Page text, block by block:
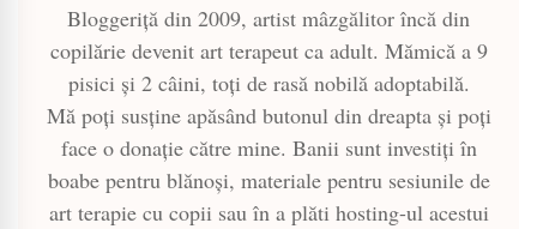
Bloggeriță din 2009, artist mâzgălitor încă din
copilărie devenit art terapeut ca adult. Mămică a 9
pisici și 2 câini, toți de rasă nobilă adoptabilă.
Mă poți susține apăsând butonul din dreapta și poți
face o donație către mine. Banii sunt investiți în
boabe pentru blănoși, materiale pentru sesiunile de
art terapie cu copii sau în a plăti hosting-ul acestui